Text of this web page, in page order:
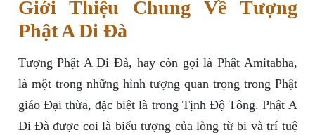
Giới Thiệu Chung Về Tượng
Phật A Di Đà
Tượng Phật A Di Đà, hay còn gọi là Phật Amitabha,
là một trong những hình tượng quan trọng trong Phật
giáo Đại thừa, đặc biệt là trong Tịnh Độ Tông. Phật A
Di Đà được coi là biểu tượng của lòng từ bi và trí tuệ